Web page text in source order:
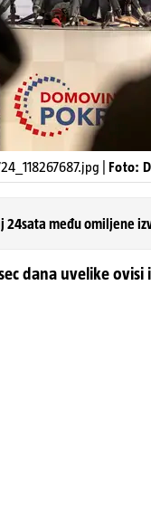
| Foto:
24sata među omiljene
dana uvelike ovisi